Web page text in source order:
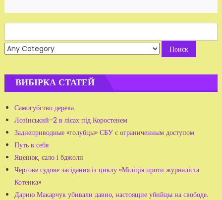
for:
ВИБІРКА СТАТЕЙ
Самогубство дерева
Лозінський-2 в лісах під Коростенем
Заднеприводные «голубцы» СБУ с ограниченным доступом
Путь в себя
Яценюк, сало і бджоли
Чергове судове засідання із циклу «Міліція проти журналіста
Котенка»
Дарию Макарчук убивали давно, настоящие убийцы на свободе.